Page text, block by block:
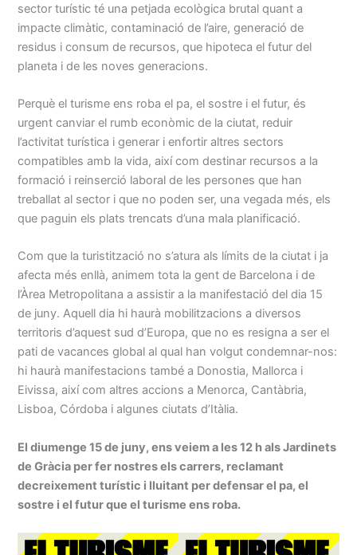
sector turístic té una petjada ecològica brutal quant a
impacte climàtic, contaminació de l’aire, generació de
residus i consum de recursos, que hipoteca el futur del
planeta i de les noves generacions.
Perquè el turisme ens roba el pa, el sostre i el futur, és
urgent canviar el rumb econòmic de la ciutat, reduir
l’activitat turística i generar i enfortir altres sectors
compatibles amb la vida, així com destinar recursos a la
formació i reinserció laboral de les persones que han
treballat al sector i que no poden ser, una vegada més, els
que paguin els plats trencats d’una mala planificació.
Com que la turistització no s’atura als límits de la ciutat i ja
afecta més enllà, animem tota la gent de Barcelona i de
l’Àrea Metropolitana a assistir a la manifestació del dia 15
de juny. Aquell dia hi haurà mobilitzacions a diversos
territoris d’aquest sud d’Europa, que no es resigna a ser el
pati de vacances global al qual han volgut condemnar-nos:
hi haurà manifestacions també a Donostia, Mallorca i
Eivissa, així com altres accions a Menorca, Cantàbria,
Lisboa, Córdoba i algunes ciutats d’Itàlia.
El diumenge 15 de juny, ens veiem a les 12 h als Jardinets
de Gràcia per fer nostres els carrers, reclamant
decreixement turístic i lluitant per defensar el pa, el
sostre i el futur que el turisme ens roba.